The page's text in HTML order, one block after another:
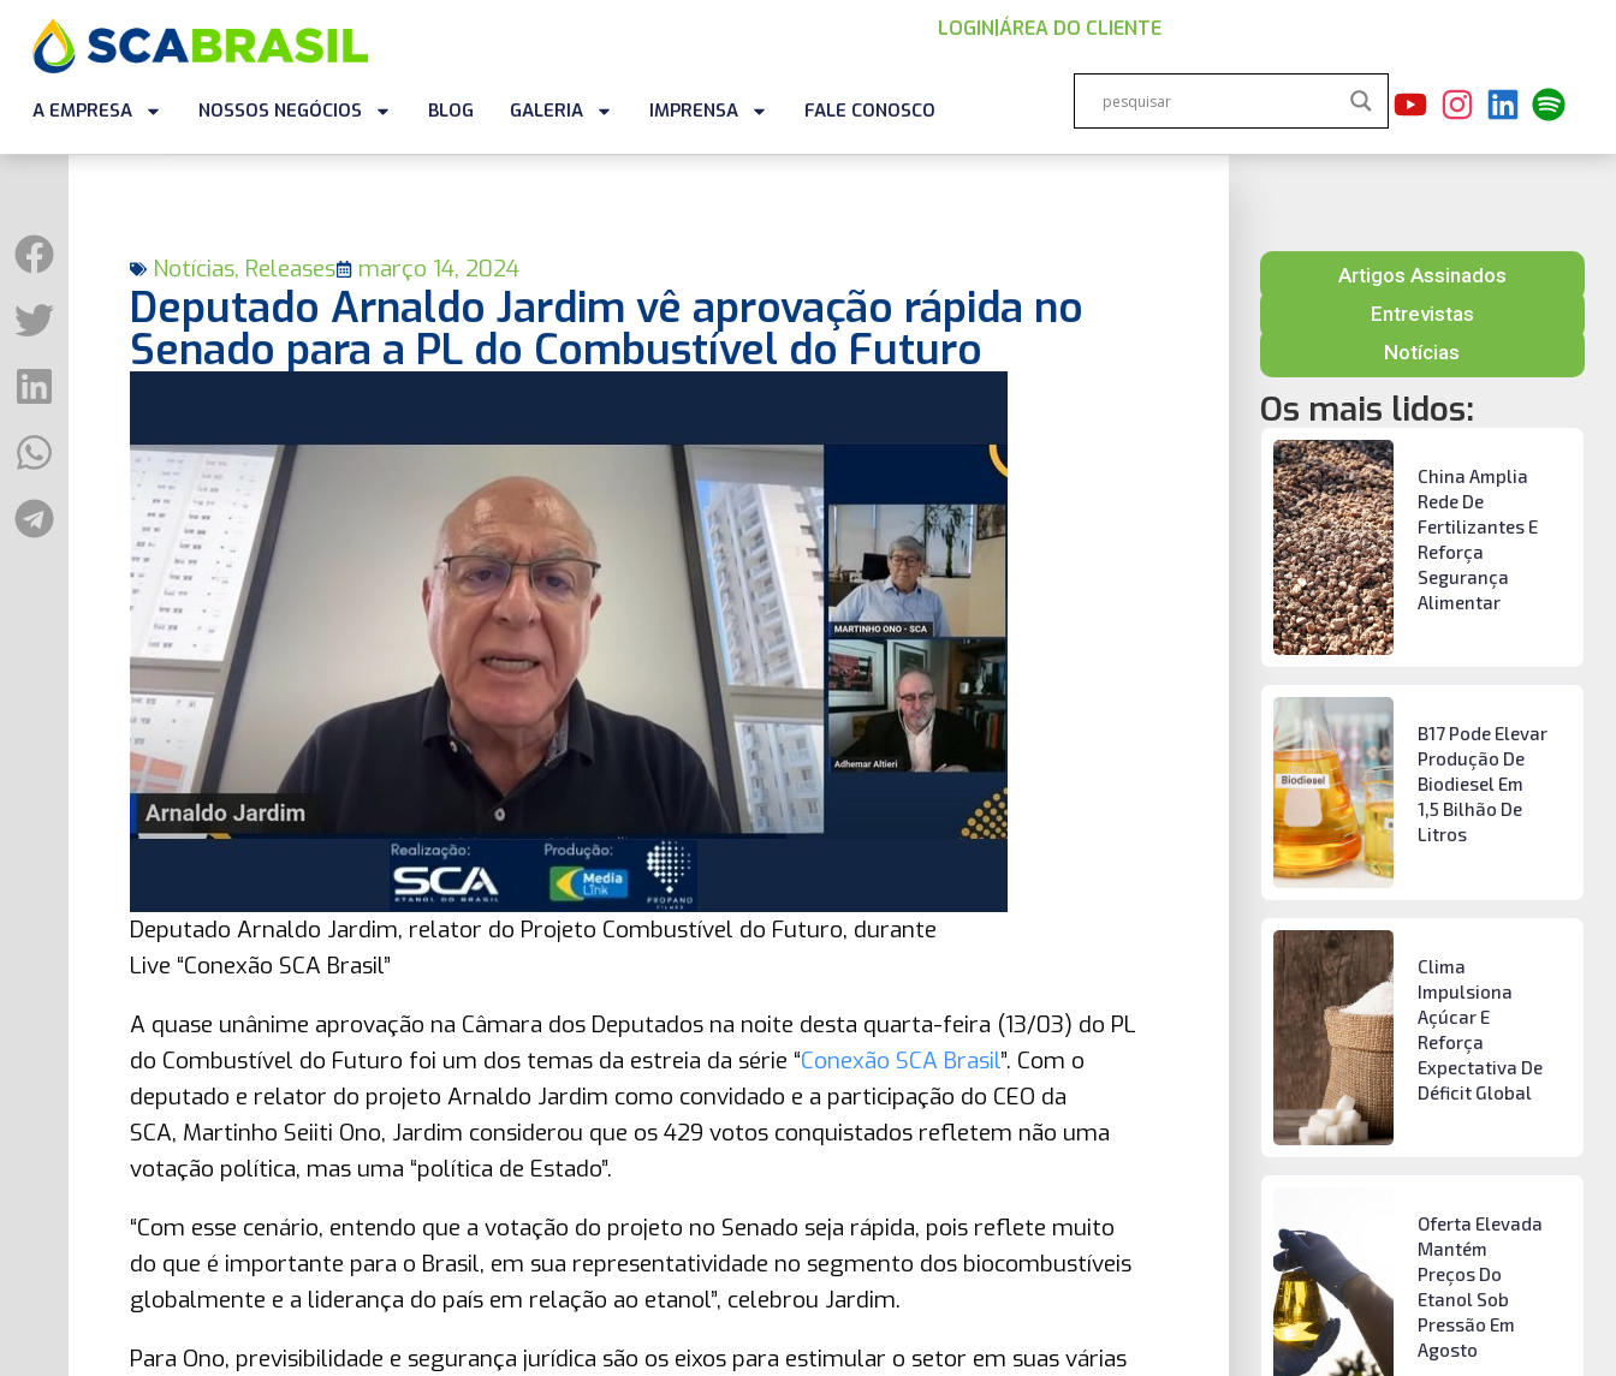
LOGIN |ÁREA DO CLIENTE
A EMPRESA NOSSOS NEGÓCIOS BLOG GALERIA IMPRENSA FALE CONOSCO
Notícias, Releases março 14, 2024
Deputado Arnaldo Jardim vê aprovação rápida no
Senado para a PL do Combustível do Futuro
Deputado Arnaldo Jardim, relator do Projeto Combustível do Futuro, durante
Live “Conexão SCA Brasil”
A quase unânime aprovação na Câmara dos Deputados na noite desta quarta-feira (13/03) do PL
do Combustível do Futuro foi um dos temas da estreia da série “Conexão SCA Brasil”. Com o
deputado e relator do projeto Arnaldo Jardim como convidado e a participação do CEO da
SCA, Martinho Seiiti Ono, Jardim considerou que os 429 votos conquistados refletem não uma
votação política, mas uma “política de Estado”.
“Com esse cenário, entendo que a votação do projeto no Senado seja rápida, pois reflete muito
do que é importante para o Brasil, em sua representatividade no segmento dos biocombustíveis
globalmente e a liderança do país em relação ao etanol”, celebrou Jardim.
Para Ono, previsibilidade e segurança jurídica são os eixos para estimular o setor em suas várias
Artigos Assinados
Entrevistas
Notícias
Os mais lidos:
China Amplia
Rede De
Fertilizantes E
Reforça
Segurança
Alimentar
B17 Pode Elevar
Produção De
Biodiesel Em
1,5 Bilhão De
Litros
Clima
Impulsiona
Açúcar E
Reforça
Expectativa De
Déficit Global
Oferta Elevada
Mantém
Preços Do
Etanol Sob
Pressão Em
Agosto